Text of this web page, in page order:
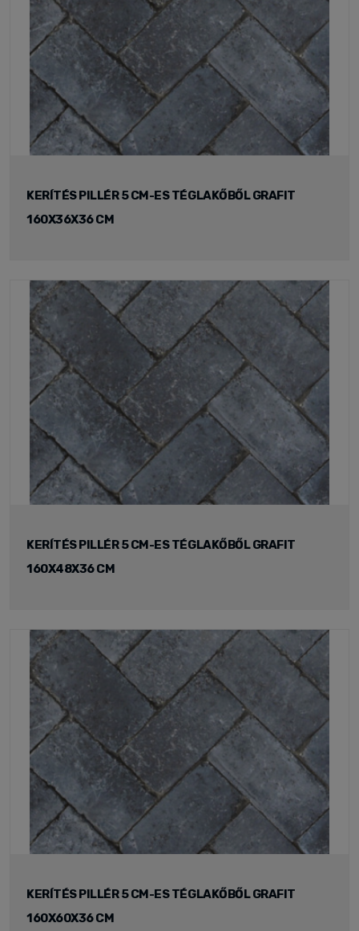
KERÍTÉS PILLÉR 5 CM-ES TÉGLAKŐBŐL GRAFIT
160X36X36 CM
KERÍTÉS PILLÉR 5 CM-ES TÉGLAKŐBŐL GRAFIT
160X48X36 CM
KERÍTÉS PILLÉR 5 CM-ES TÉGLAKŐBŐL GRAFIT
160X60X36 CM